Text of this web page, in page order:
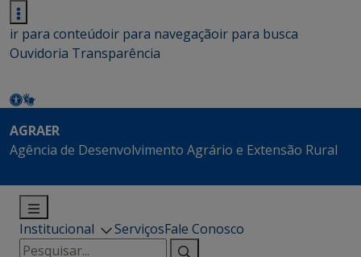
ir para conteúdoir para navegaçãoir para busca
Ouvidoria Transparência
AGRAER
Agência de Desenvolvimento Agrário e Extensão Rural
Institucional ServiçosFale Conosco
Pesquisar